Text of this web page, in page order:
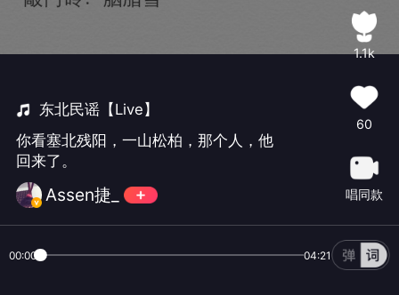
东北民谣【Live】
你看塞北残阳，一山松柏，那个人，他
回来了。
Assen捷_
1.1k
60
唱同款
00:00 04:21